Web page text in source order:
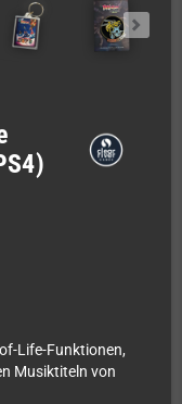
Life-Funktionen,
Musiktiteln von